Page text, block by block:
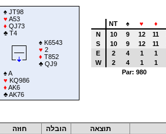
♠JT98
♥ A53
♦ QJ73
♣T4
♠K6543
♥ 2
♦ T852
♣QJ9
♠A
♥ KQ986
♦ AK6
♣AK76
NT ♠ ♥ ♦
N
10 9 12 11
S
10 9 12 11
E
2 4 1 1
W
2 4 1 1
Par: 980
תוצאה הובלה חוזה